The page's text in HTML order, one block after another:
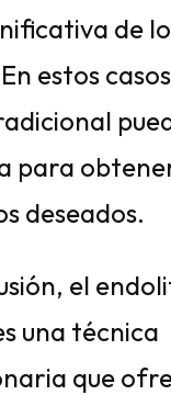
de
estos
para
deseados.
el
una técnica
que